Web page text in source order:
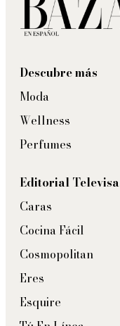
Descubre más
Moda
Wellness
Perfumes
Editorial Televisa
Caras
Cocina Fácil
Cosmopolitan
Eres
Esquire